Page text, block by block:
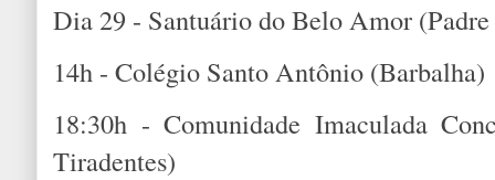
Dia 29 - Santuário do Belo Amor
14h - Colégio Santo Antônio (Barbalha)
18:30h - Comunidade Imaculada
Tiradentes)